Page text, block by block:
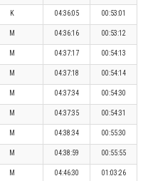
K 04:36:05 00:53:01
M 04:36:16 00:53:12
M 04:37:17 00:54:13
M 04:37:18 00:54:14
M 04:37:34 00:54:30
M 04:37:35 00:54:31
M 04:38:34 00:55:30
M 04:38:59 00:55:55
M 04:46:30 01:03:26